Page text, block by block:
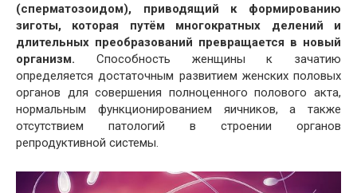
(сперматозоидом), приводящий к формированию
зиготы, которая путём многократных делений и
длительных преобразований превращается в новый
организм. Способность женщины к зачатию
определяется достаточным развитием женских половых
органов для совершения полноценного полового акта,
нормальным функционированием яичников, а также
отсутствием патологий в строении органов
репродуктивной системы.